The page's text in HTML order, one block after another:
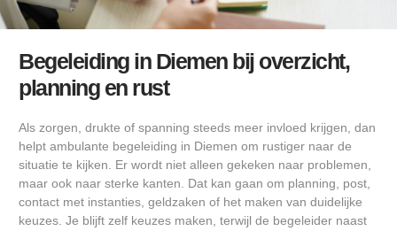
Begeleiding in Diemen bij overzicht,
planning en rust
Als zorgen, drukte of spanning steeds meer invloed krijgen, dan
helpt ambulante begeleiding in Diemen om rustiger naar de
situatie te kijken. Er wordt niet alleen gekeken naar problemen,
maar ook naar sterke kanten. Dat kan gaan om planning, post,
contact met instanties, geldzaken of het maken van duidelijke
keuzes. Je blijft zelf keuzes maken, terwijl de begeleider naast